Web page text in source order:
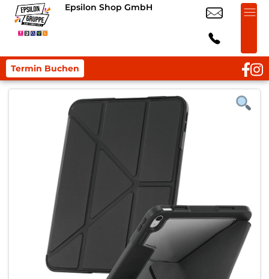
Epsilon Shop GmbH
Termin Buchen